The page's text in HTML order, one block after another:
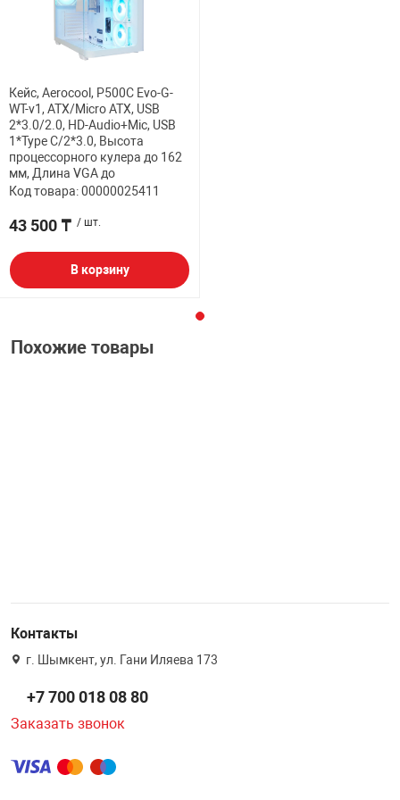
Кейс, Aerocool, P500C Evo-G-
WT-v1, ATX/Micro ATX, USB
2*3.0/2.0, HD-Audio+Mic, USB
1*Type C/2*3.0, Высота
процессорного кулера до 162
мм, Длина VGA до
Код товара: 00000025411
43 500 ₸ / шт.
В корзину
Похожие товары
Контакты
г. Шымкент, ул. Гани Иляева 173
+7 700 018 08 80
Заказать звонок